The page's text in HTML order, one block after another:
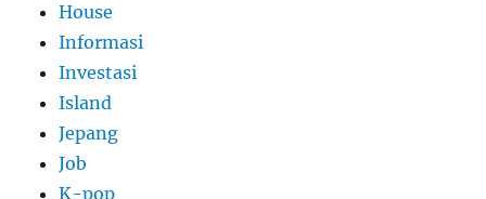
House
Informasi
Investasi
Island
Jepang
Job
K-pop